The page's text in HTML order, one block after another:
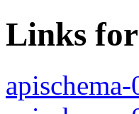
Links for